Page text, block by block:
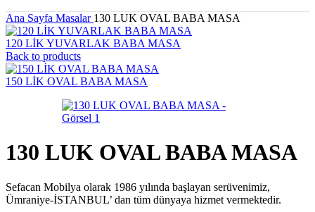
Ana Sayfa Masalar 130 LUK OVAL BABA MASA
120 LİK YUVARLAK BABA MASA
Back to products
150 LİK OVAL BABA MASA
130 LUK OVAL BABA MASA
Sefacan Mobilya olarak 1986 yılında başlayan serüvenimiz,
Ümraniye-İSTANBUL’ dan tüm dünyaya hizmet vermektedir.